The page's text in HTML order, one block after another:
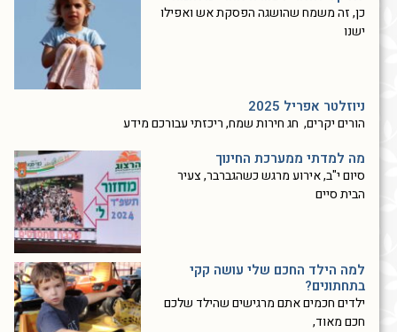
כן, זה משמח שהושגה הפסקת אש ואפילו
ישנו
ניוזלטר אפריל 2025
הורים יקרים, חג חירות שמח, ריכזתי עבורכם מידע
מה למדתי ממערכת החינוך
סיום י"ב, אירוע מרגש כשהגברבר, צעיר
הבית סיים
למה הילד החכם שלי עושה קקי
בתחתונים?
ילדים חכמים אתם מרגישים שהילד שלכם
חכם מאוד,